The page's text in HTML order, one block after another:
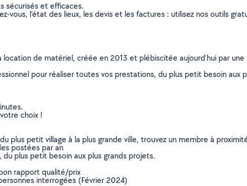
sécurisés et efficaces.
l’état des lieux, les devis et les factures : utilisez nos outils
de matériel, créée en 2013 et plébiscitée aujourd’hui par
pour réaliser toutes vos prestations, du plus petit besoin aux
choix !
plus petit village à la plus grande ville, trouvez un membre à
postées par an
plus petit besoin aux plus grands projets.
rapport qualité/prix
interrogées (Février 2024)